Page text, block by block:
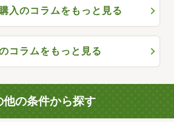
入のコラムをもっと見る
コラムをもっと見る
他の条件から探す